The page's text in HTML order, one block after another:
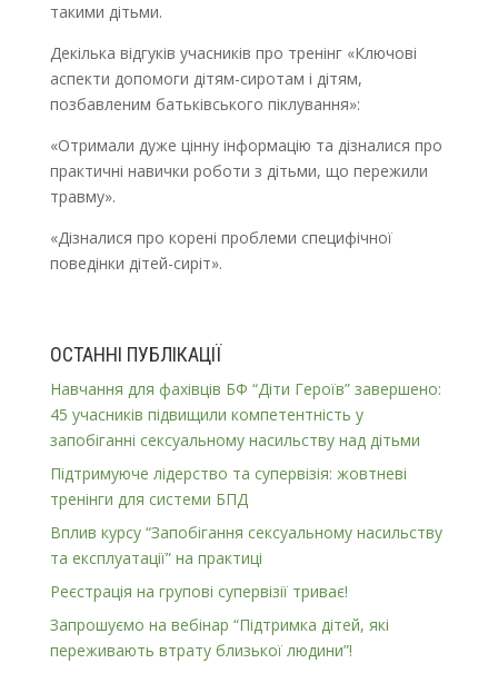
такими дітьми.
Декілька відгуків учасників про тренінг «Ключові
аспекти допомоги дітям-сиротам і дітям,
позбавленим батьківського піклування»:
«Отримали дуже цінну інформацію та дізналися про
практичні навички роботи з дітьми, що пережили
травму».
«Дізналися про корені проблеми специфічної
поведінки дітей-сиріт».
ОСТАННІ ПУБЛІКАЦІЇ
Навчання для фахівців БФ “Діти Героїв” завершено:
45 учасників підвищили компетентність у
запобіганні сексуальному насильству над дітьми
Підтримуюче лідерство та супервізія: жовтневі
тренінги для системи БПД
Вплив курсу “Запобігання сексуальному насильству
та експлуатації” на практиці
Реєстрація на групові супервізії триває!
Запрошуємо на вебінар “Підтримка дітей, які
переживають втрату близької людини”!